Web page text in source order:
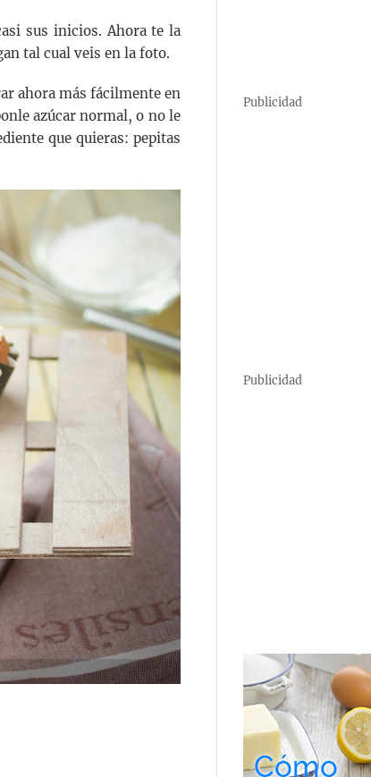
sus inicios. Ahora te la
tal cual veis en la foto.
ahora más fácilmente en
azúcar normal, o no le
que quieras: pepitas
Publicidad
Publicidad